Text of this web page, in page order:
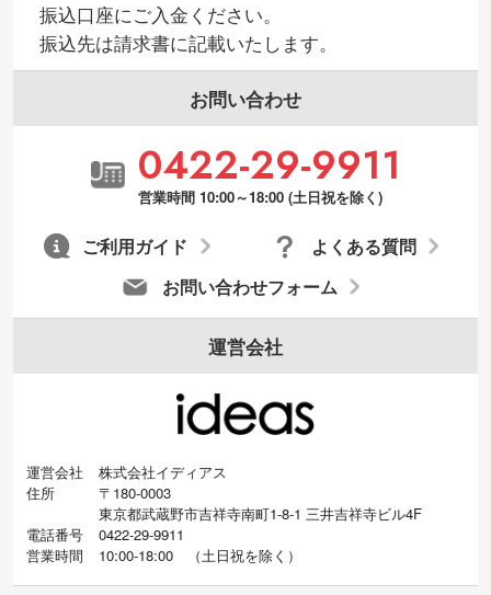
振込口座にご入金ください。
振込先は請求書に記載いたします。
お問い合わせ
0422-29-9911
営業時間 10:00～18:00 (土日祝を除く)
お問い合わせフォーム
よくある質問
ご利用ガイド
運営会社
運営会社
株式会社イディアス
住所
〒180-0003
東京都武蔵野市吉祥寺南町1-8-1 三井吉祥寺ビル4F
電話番号
0422-29-9911
営業時間
10:00-18:00 （土日祝を除く）